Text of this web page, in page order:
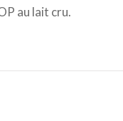
au lait cru.